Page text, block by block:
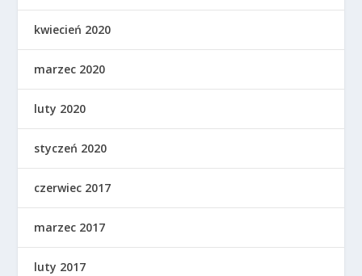
kwiecień 2020
marzec 2020
luty 2020
styczeń 2020
czerwiec 2017
marzec 2017
luty 2017